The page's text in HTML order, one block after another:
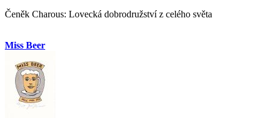
Čeněk Charous: Lovecká dobrodružství z celého světa
Miss Beer